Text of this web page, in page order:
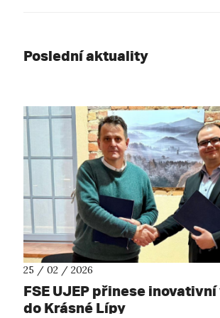
Poslední aktuality
25 / 02 / 2026
FSE UJEP přinese
do Krásné Lípy